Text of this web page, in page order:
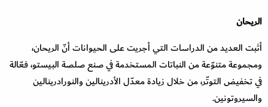
الريحان
أثبت العديد من الدراسات التي أجريت على الحيوانات أنّ الريحان،
ومجموعة متنوّعة من النباتات المستخدمة في صنع صلصة البيستو، فعّالة
في تخفيض التوتّر، من خلال زيادة معدّل الأدرينالين والنورادرينالين
والسيروتونين.